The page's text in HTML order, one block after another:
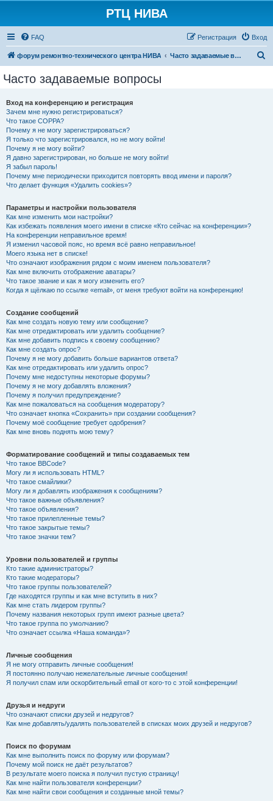
РТЦ НИВА
FAQ Вход
Регистрация
форум ремонтно-технического центра НИВА Часто задаваемые вопросы
Часто задаваемые вопросы
Вход на конференцию и регистрация
Зачем мне нужно регистрироваться?
Что такое COPPA?
Почему я не могу зарегистрироваться?
Я только что зарегистрировался, но не могу войти!
Почему я не могу войти?
Я давно зарегистрирован, но больше не могу войти!
Я забыл пароль!
Почему мне периодически приходится повторять ввод имени и пароля?
Что делает функция «Удалить cookies»?
Параметры и настройки пользователя
Как мне изменить мои настройки?
Как избежать появления моего имени в списке «Кто сейчас на конференции»?
На конференции неправильное время!
Я изменил часовой пояс, но время всё равно неправильное!
Моего языка нет в списке!
Что означают изображения рядом с моим именем пользователя?
Как мне включить отображение аватары?
Что такое звание и как я могу изменить его?
Когда я щёлкаю по ссылке «email», от меня требуют войти на конференцию!
Создание сообщений
Как мне создать новую тему или сообщение?
Как мне отредактировать или удалить сообщение?
Как мне добавить подпись к своему сообщению?
Как мне создать опрос?
Почему я не могу добавить больше вариантов ответа?
Как мне отредактировать или удалить опрос?
Почему мне недоступны некоторые форумы?
Почему я не могу добавлять вложения?
Почему я получил предупреждение?
Как мне пожаловаться на сообщения модератору?
Что означает кнопка «Сохранить» при создании сообщения?
Почему моё сообщение требует одобрения?
Как мне вновь поднять мою тему?
Форматирование сообщений и типы создаваемых тем
Что такое BBCode?
Могу ли я использовать HTML?
Что такое смайлики?
Могу ли я добавлять изображения к сообщениям?
Что такое важные объявления?
Что такое объявления?
Что такое прилепленные темы?
Что такое закрытые темы?
Что такое значки тем?
Уровни пользователей и группы
Кто такие администраторы?
Кто такие модераторы?
Что такое группы пользователей?
Где находятся группы и как мне вступить в них?
Как мне стать лидером группы?
Почему названия некоторых групп имеют разные цвета?
Что такое группа по умолчанию?
Что означает ссылка «Наша команда»?
Личные сообщения
Я не могу отправить личные сообщения!
Я постоянно получаю нежелательные личные сообщения!
Я получил спам или оскорбительный email от кого-то с этой конференции!
Друзья и недруги
Что означают списки друзей и недругов?
Как мне добавлять/удалять пользователей в списках моих друзей и недругов?
Поиск по форумам
Как мне выполнить поиск по форуму или форумам?
Почему мой поиск не даёт результатов?
В результате моего поиска я получил пустую страницу!
Как мне найти пользователя конференции?
Как мне найти свои сообщения и созданные мной темы?